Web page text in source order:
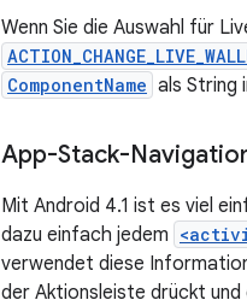
Wenn Sie die Auswahl für
ComponentName als String
App-Stack-
Mit Android 4.1 ist es viel
dazu einfach jedem
verwendet diese
der Aktionsleiste drückt